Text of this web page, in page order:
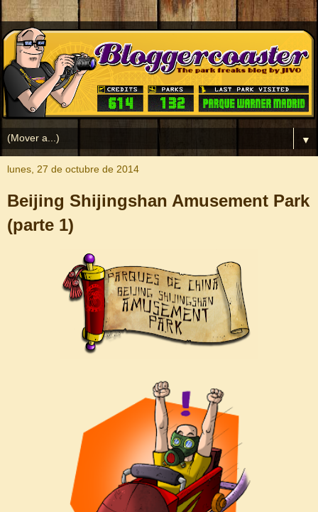
▼
lunes, 27 de octubre de 2014
Beijing Shijingshan Amusement Park
(parte 1)